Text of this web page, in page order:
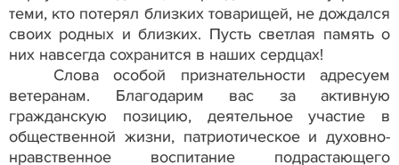
теми, кто потерял близких товарищей, не дождался
своих родных и близких. Пусть светлая память о
них навсегда сохранится в наших сердцах!
Слова особой признательности адресуем
ветеранам. Бла­годарим вас за активную
гражданскую позицию, деятельное участие в
общественной жизни, патриотическое и духовно-
нравственное воспитание подрастающего